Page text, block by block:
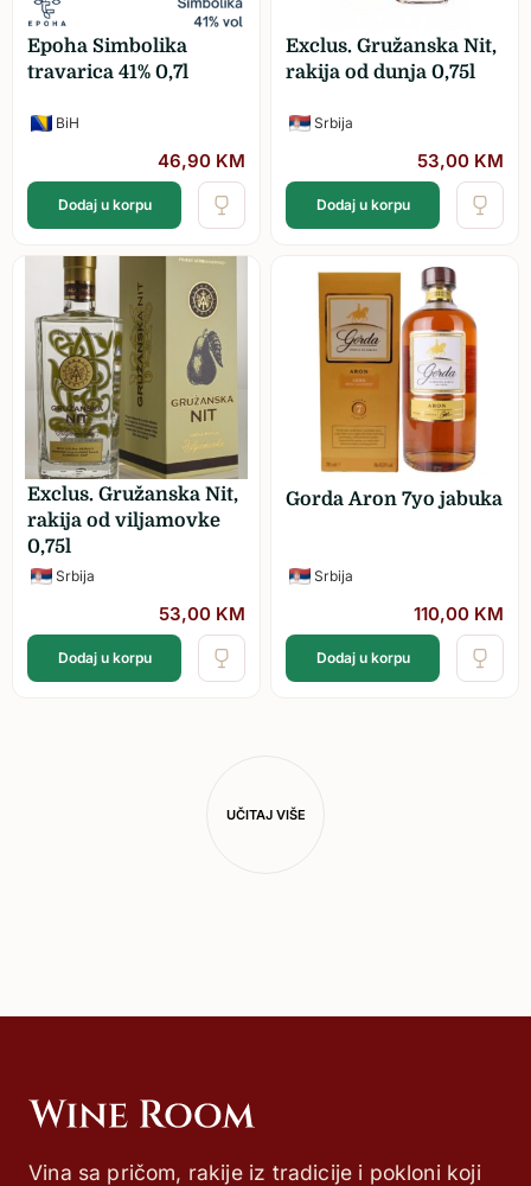
Epoha Simbolika
travarica 41% 0,7l
BiH
46,90 KM
Dodaj u korpu
Exclus. Gružanska Nit,
rakija od dunja 0,75l
Srbija
53,00 KM
Dodaj u korpu
Exclus. Gružanska Nit,
rakija od viljamovke
0,75l
Srbija
53,00 KM
Dodaj u korpu
Gorda Aron 7yo jabuka
Srbija
110,00 KM
Dodaj u korpu
UČITAJ VIŠE
Vina sa pričom, rakije iz tradicije i pokloni koji